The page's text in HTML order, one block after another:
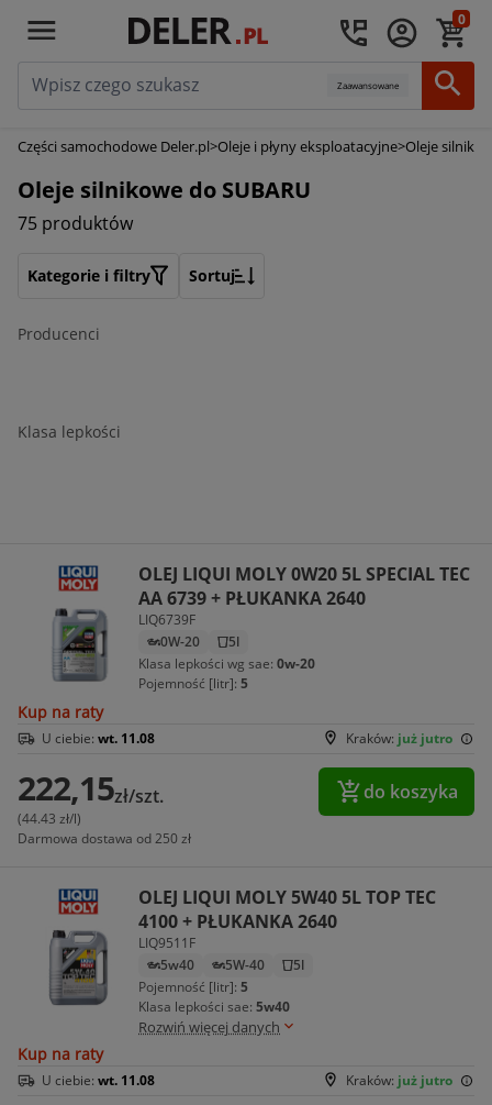
0
Zaawansowane
Części samochodowe Deler.pl>Oleje i płyny eksploatacyjne>Oleje
Oleje silnikowe do SUBARU
75 produktów
Kategorie i filtry Sortuj
Producenci
Klasa lepkości
OLEJ LIQUI MOLY 0W20 5L SPECIAL TEC
AA 6739 + PŁUKANKA 2640
LIQ6739F
0W-20
5l
Klasa lepkości wg sae: 0w-20
Pojemność [litr]: 5
Kup na raty
Kraków: już jutro
U ciebie: wt. 11.08
222,15zł/szt.
(44.43 zł/l)
Darmowa dostawa od 250 zł
do koszyka
OLEJ LIQUI MOLY 5W40 5L TOP TEC
4100 + PŁUKANKA 2640
LIQ9511F
5l
5w40
5W-40
Pojemność [litr]: 5
Klasa lepkości sae: 5w40
Rozwiń więcej danych
Kup na raty
Kraków: już jutro
U ciebie: wt. 11.08